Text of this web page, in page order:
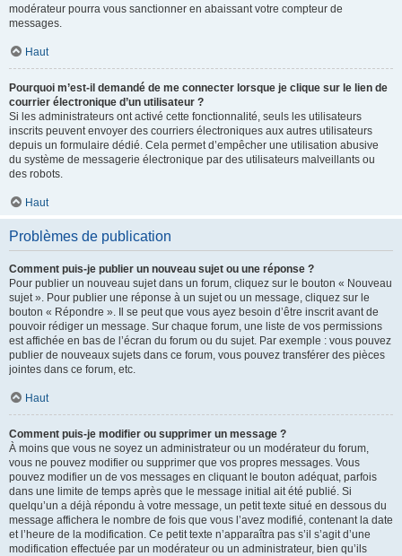
modérateur pourra vous sanctionner en abaissant votre compteur de
messages.
Haut
Pourquoi m’est-il demandé de me connecter lorsque je clique sur le lien de
courrier électronique d’un utilisateur ?
Si les administrateurs ont activé cette fonctionnalité, seuls les utilisateurs
inscrits peuvent envoyer des courriers électroniques aux autres utilisateurs
depuis un formulaire dédié. Cela permet d’empêcher une utilisation abusive
du système de messagerie électronique par des utilisateurs malveillants ou
des robots.
Haut
Problèmes de publication
Comment puis-je publier un nouveau sujet ou une réponse ?
Pour publier un nouveau sujet dans un forum, cliquez sur le bouton « Nouveau
sujet ». Pour publier une réponse à un sujet ou un message, cliquez sur le
bouton « Répondre ». Il se peut que vous ayez besoin d’être inscrit avant de
pouvoir rédiger un message. Sur chaque forum, une liste de vos permissions
est affichée en bas de l’écran du forum ou du sujet. Par exemple : vous pouvez
publier de nouveaux sujets dans ce forum, vous pouvez transférer des pièces
jointes dans ce forum, etc.
Haut
Comment puis-je modifier ou supprimer un message ?
À moins que vous ne soyez un administrateur ou un modérateur du forum,
vous ne pouvez modifier ou supprimer que vos propres messages. Vous
pouvez modifier un de vos messages en cliquant le bouton adéquat, parfois
dans une limite de temps après que le message initial ait été publié. Si
quelqu’un a déjà répondu à votre message, un petit texte situé en dessous du
message affichera le nombre de fois que vous l’avez modifié, contenant la date
et l’heure de la modification. Ce petit texte n’apparaîtra pas s’il s’agit d’une
modification effectuée par un modérateur ou un administrateur, bien qu’ils